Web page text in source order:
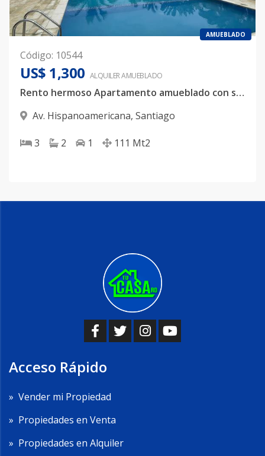
AMUEBLADO
Código: 10544
US$ 1,300 ALQUILERAMUEBLADO
Rento hermoso Apartamento amueblado con servicios incluidos
Av. Hispanoamericana, Santiago
3 2 1 111 Mt2
Acceso Rápido
» Vender mi Propiedad
» Propiedades en Venta
» Propiedades en Alquiler